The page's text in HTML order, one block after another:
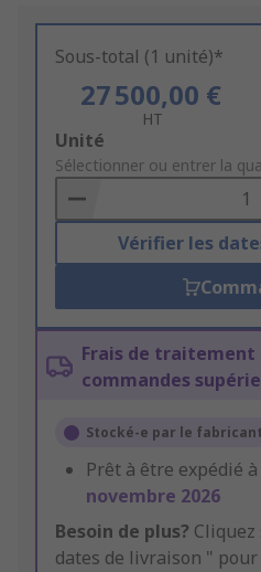
Sous-total (1 unité)*
27 500,00 €
HT
Add
to
Basket
Unité
Sélectionner ou entrer la
Vérifier les
Frais de traitement
commandes
Stocké-e par le fabricant
Prêt à être expédié
novembre 2026
Besoin de plus?
dates de livraison "